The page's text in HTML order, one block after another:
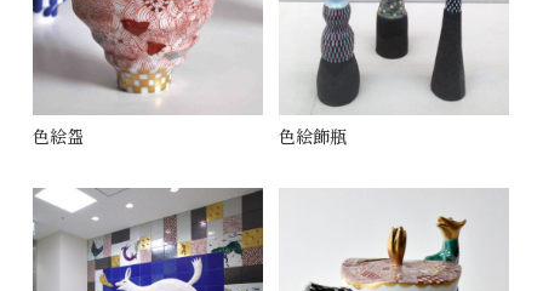
色絵盌 色絵飾瓶